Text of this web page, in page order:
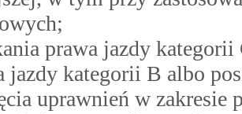
prawa jazdy
jazdy kategorii B albo
uprawnień w